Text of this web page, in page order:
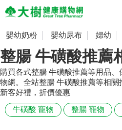
嬰幼奶粉
嬰幼尿布
婦幼
保健／營養品
抗菌 尿布 大樹獨家 益生菌
奶瓶奶嘴
會員資料及密碼修改
常用收件人清單
訂單查詢
收藏清單
嬰幼奶粉 嬰幼尿布 婦幼
整腸 牛磺酸推薦
購買各式整腸 牛磺酸推薦等用品
物網。全站整腸 牛磺酸推薦等相
新客好禮，折價優惠
牛磺酸 寵物 整腸 寵物